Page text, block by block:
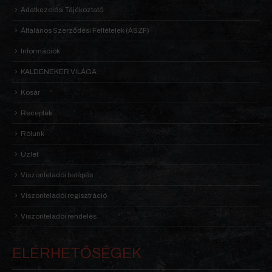
Adatkezelési Tájékoztató
Általános Szerződési Feltételek (ÁSZF)
Információk
KALDENEKER VILÁGA
Kosár
Receptek
Rólunk
Üzlet
Viszonteladói belépés
Viszonteladói regisztráció
Viszonteladói rendelés
ELÉRHETŐSÉGEK